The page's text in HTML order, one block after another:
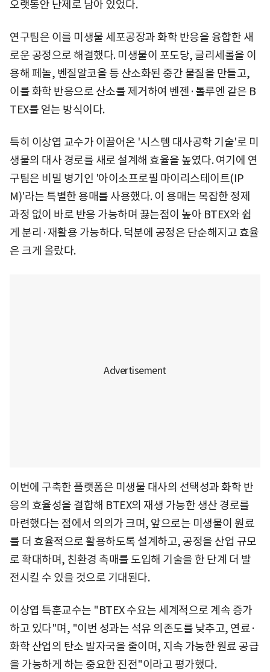
오랫동안 난제로 남아 있었다.
연구팀은 이를 미생물 세포공장과 화학 반응을 융합한 새
로운 공정으로 해결했다. 미생물이 포도당, 글리세롤을 이
용해 페놀, 벤질알코올 등 산소화된 중간 물질을 만들고,
이를 화학 반응으로 산소를 제거하여 벤젠·톨루엔 같은 B
TEX를 얻는 방식이다.
특히 이상엽 교수가 이끌어온 '시스템 대사공학 기술'로 미
생물의 대사 경로를 새로 설계해 효율을 높였다. 여기에 연
구팀은 비밀 병기인 '아이소프로필 마이리스테이트(IP
M)'라는 특별한 용매를 사용했다. 이 용매는 복잡한 정제
과정 없이 바로 반응 가능하며 끓는점이 높아 BTEX와 쉽
게 분리·재활용 가능하다. 덕분에 공정은 단순해지고 효율
은 크게 올랐다.
이번에 구축한 플랫폼은 미생물 대사의 선택성과 화학 반
응의 효율성을 결합해 BTEX의 재생 가능한 생산 경로를
마련했다는 점에서 의의가 크며, 앞으로는 미생물이 원료
를 더 효율적으로 활용하도록 설계하고, 공정을 산업 규모
로 확대하며, 친환경 촉매를 도입해 기술을 한 단계 더 발
전시킬 수 있을 것으로 기대된다.
이상엽 특훈교수는 "BTEX 수요는 세계적으로 계속 증가
하고 있다"며, "이번 성과는 석유 의존도를 낮추고, 연료·
화학 산업의 탄소 발자국을 줄이며, 지속 가능한 원료 공급
을 가능하게 하는 중요한 진전"이라고 평가했다.